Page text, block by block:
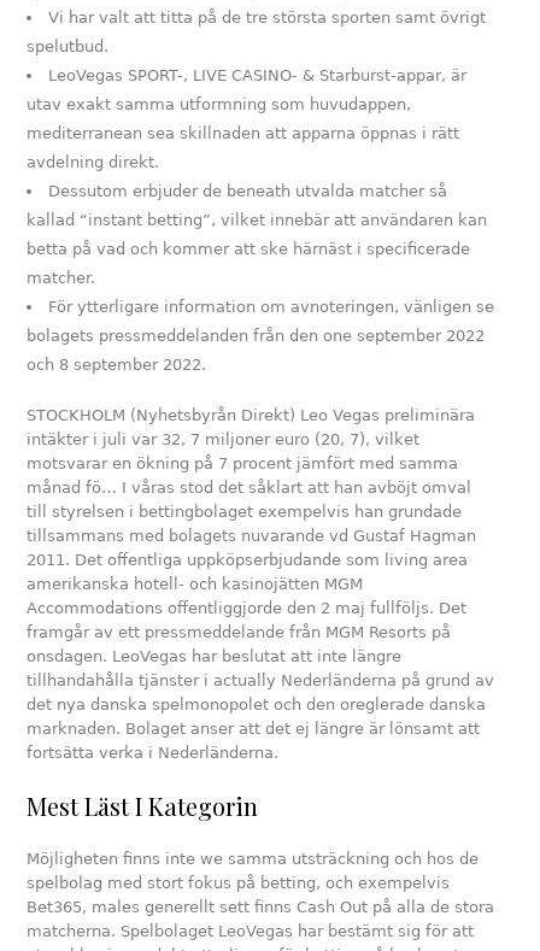
Vi har valt att titta på de tre största sporten samt övrigt
spelutbud.
LeoVegas SPORT-, LIVE CASINO- & Starburst-appar, är
utav exakt samma utformning som huvudappen,
mediterranean sea skillnaden att apparna öppnas i rätt
avdelning direkt.
Dessutom erbjuder de beneath utvalda matcher så
kallad “instant betting”, vilket innebär att användaren kan
betta på vad och kommer att ske härnäst i specificerade
matcher.
För ytterligare information om avnoteringen, vänligen se
bolagets pressmeddelanden från den one september 2022
och 8 september 2022.
STOCKHOLM (Nyhetsbyrån Direkt) Leo Vegas preliminära
intäkter i juli var 32, 7 miljoner euro (20, 7), vilket
motsvarar en ökning på 7 procent jämfört med samma
månad fö… I våras stod det såklart att han avböjt omval
till styrelsen i bettingbolaget exempelvis han grundade
tillsammans med bolagets nuvarande vd Gustaf Hagman
2011. Det offentliga uppköpserbjudande som living area
amerikanska hotell- och kasinojätten MGM
Accommodations offentliggjorde den 2 maj fullföljs. Det
framgår av ett pressmeddelande från MGM Resorts på
onsdagen. LeoVegas har beslutat att inte längre
tillhandahålla tjänster i actually Nederländerna på grund av
det nya danska spelmonopolet och den oreglerade danska
marknaden. Bolaget anser att det ej längre är lönsamt att
fortsätta verka i Nederländerna.
Mest Läst I Kategorin
Möjligheten finns inte we samma utsträckning och hos de
spelbolag med stort fokus på betting, och exempelvis
Bet365, males generellt sett finns Cash Out på alla de stora
matcherna. Spelbolaget LeoVegas har bestämt sig för att